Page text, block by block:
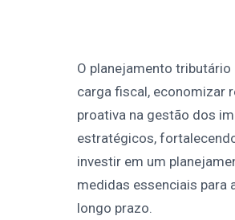
O planejamento
carga fiscal, economizar
proativa na gestão dos
estratégicos,
investir em um
medidas essenciais para
longo prazo.